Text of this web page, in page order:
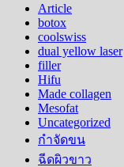
Article
botox
coolswiss
dual yellow laser
filler
Hifu
Made collagen
Mesofat
Uncategorized
กำจัดขน
ฉีดผิวขาว